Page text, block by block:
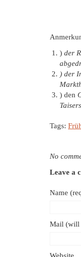
) der
) der
) den
Tags:
No
Leave a
Name
Mail (will